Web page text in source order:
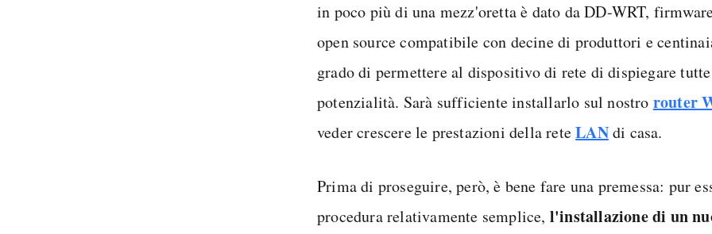
in poco più di una mezz'oretta è dato da DD-WRT,
open source compatibile con decine di produttori e
grado di permettere al dispositivo di rete di dispiegare
potenzialità. Sarà sufficiente installarlo sul nostro router
veder crescere le prestazioni della reteLANdi casa.
Prima di proseguire, però, è bene fare una premessa: pur
procedura relativamente semplice, l'installazione di un